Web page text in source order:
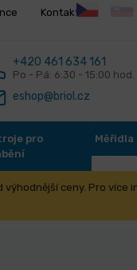
Kontakt
+420 461 634 161
Po - Pá: 6:30 - 15:00 hod.
eshop@briol.cz
pro
Měřidla
ceny. Pro více